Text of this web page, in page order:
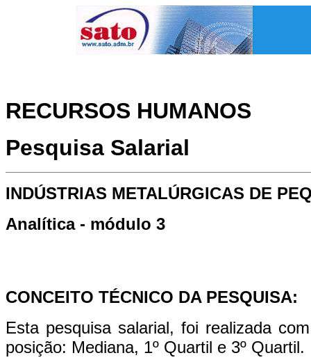
RECURSOS HUMANOS
Pesquisa Salarial
INDÚSTRIAS METALÚRGICAS DE
Analítica - módulo 3
CONCEITO TÉCNICO DA PESQUISA:
Esta pesquisa salarial, foi realizada
posição: Mediana, 1º Quartil e 3º Quartil.